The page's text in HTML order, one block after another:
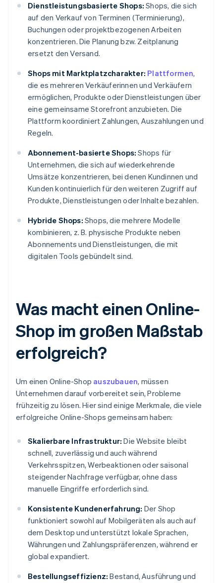
Dienstleistungsbasierte Shops: Shops, die sich
auf den Verkauf von Terminen (Terminierung),
Buchungen oder projektbezogenen Arbeiten
konzentrieren. Die Planung bzw. Zeitplanung
ersetzt den Versand.
Shops mit Marktplatzcharakter: Plattformen,
die es mehreren Verkäuferinnen und Verkäufern
ermöglichen, Produkte oder Dienstleistungen über
eine gemeinsame Storefront anzubieten. Die
Plattform koordiniert Zahlungen, Auszahlungen und
Regeln.
Abonnement-basierte Shops: Shops für
Unternehmen, die sich auf wiederkehrende
Umsätze konzentrieren, bei denen Kundinnen und
Kunden kontinuierlich für den weiteren Zugriff auf
Produkte, Dienstleistungen oder Inhalte bezahlen.
Hybride Shops: Shops, die mehrere Modelle
kombinieren, z. B. physische Produkte neben
Abonnements und Dienstleistungen, die mit
digitalen Tools gebündelt sind.
Was macht einen Online-
Shop im großen Maßstab
erfolgreich?
Um einen Online-Shop auszubauen, müssen
Unternehmen darauf vorbereitet sein, Probleme
frühzeitig zu lösen. Hier sind einige Merkmale, die viele
erfolgreiche Online-Shops gemeinsam haben:
Skalierbare Infrastruktur: Die Website bleibt
schnell, zuverlässig und auch während
Verkehrsspitzen, Werbeaktionen oder saisonal
steigender Nachfrage verfügbar, ohne dass
manuelle Eingriffe erforderlich sind.
Konsistente Kundenerfahrung: Der Shop
funktioniert sowohl auf Mobilgeräten als auch auf
dem Desktop und unterstützt lokale Sprachen,
Währungen und Zahlungspräferenzen, während er
global expandiert.
Bestellungseffizienz: Bestand, Ausführung und